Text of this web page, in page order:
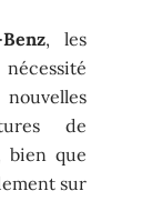
, les
de
bien que
sur